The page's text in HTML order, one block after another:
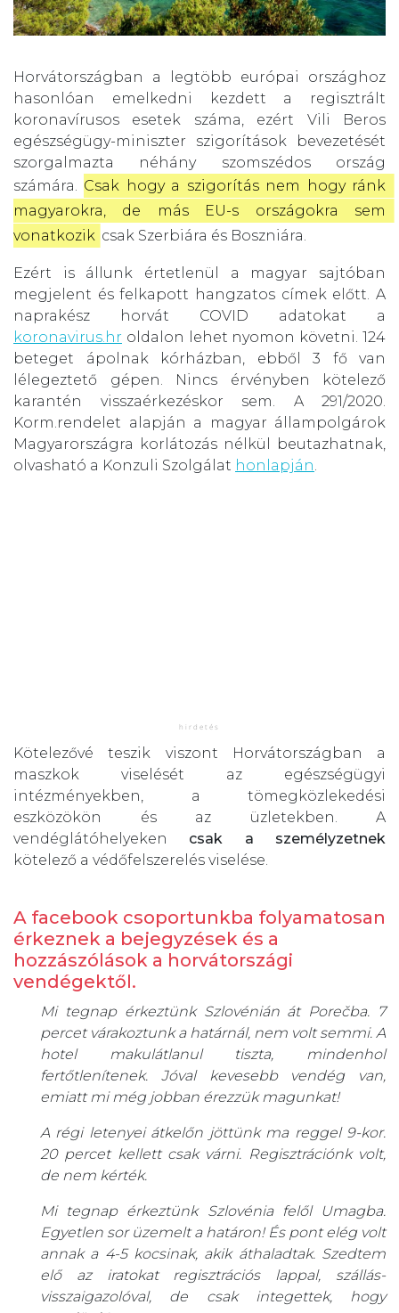
Horvátországban a legtöbb európai országhoz
hasonlóan emelkedni kezdett a regisztrált
koronavírusos esetek száma, ezért Vili Beros
egészségügy-miniszter szigorítások bevezetését
szorgalmazta néhány szomszédos ország
számára. Csak hogy a szigorítás nem hogy ránk
magyarokra, de más EU-s országokra sem
vonatkozik , csak Szerbiára és Boszniára.
Ezért is állunk értetlenül a magyar sajtóban
megjelent és felkapott hangzatos címek előtt. A
naprakész horvát COVID adatokat a
koronavirus.hr oldalon lehet nyomon követni. 124
beteget ápolnak kórházban, ebből 3 fő van
lélegeztető gépen. Nincs érvényben kötelező
karantén visszaérkezéskor sem. A 291/2020.
Korm.rendelet alapján a magyar állampolgárok
Magyarországra korlátozás nélkül beutazhatnak,
olvasható a Konzuli Szolgálat honlapján
Kötelezővé teszik viszont Horvátországban a
maszkok viselését az egészségügyi
intézményekben, a tömegközlekedési
eszközökön és az üzletekben. A
vendéglátóhelyeken csak a személyzetnek
kötelező a védőfelszerelés viselése.
A facebook csoportunkba folyamatosan
érkeznek a bejegyzések és a
hozzászólások a horvátországi
vendégektől.
Mi tegnap érkeztünk Szlovénián át Porečba. 7
percet várakoztunk a határnál, nem volt semmi. A
hotel makulátlanul tiszta, mindenhol
fertőtlenítenek. Jóval kevesebb vendég van,
emiatt mi még jobban érezzük magunkat!
A régi letenyei átkelőn jöttünk ma reggel 9-kor.
20 percet kellett csak várni. Regisztrációnk volt,
de nem kérték.
Mi tegnap érkeztünk Szlovénia felől Umagba.
Egyetlen sor üzemelt a határon! És pont elég volt
annak a 4-5 kocsinak, akik áthaladtak. Szedtem
elő az iratokat regisztrációs lappal, szállás-
visszaigazolóval, de csak integettek, hogy